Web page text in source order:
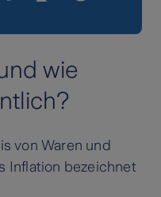
wie
von Waren und
Inflation bezeichnet